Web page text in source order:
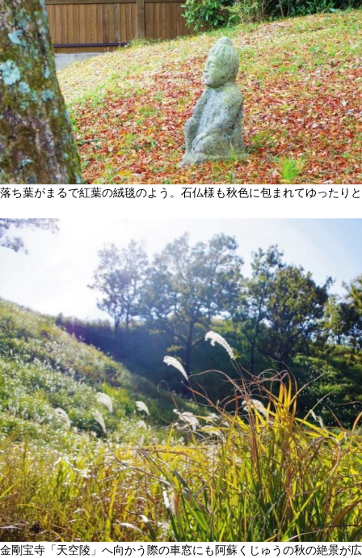
落ち葉がまるで紅葉の絨毯のよう。石仏様も秋色に包まれてゆったり
金剛宝寺「天空陵」へ向かう際の車窓にも阿蘇くじゅうの秋の絶景が